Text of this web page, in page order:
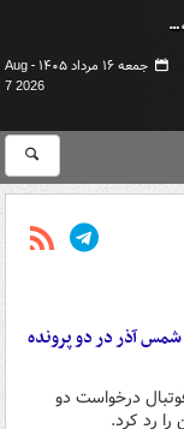
جمعه ۱۶ مرداد ۱۴۰۵ -
Aug
7 2026
آذر در دو پرونده
درخواست دو
رد کرد.